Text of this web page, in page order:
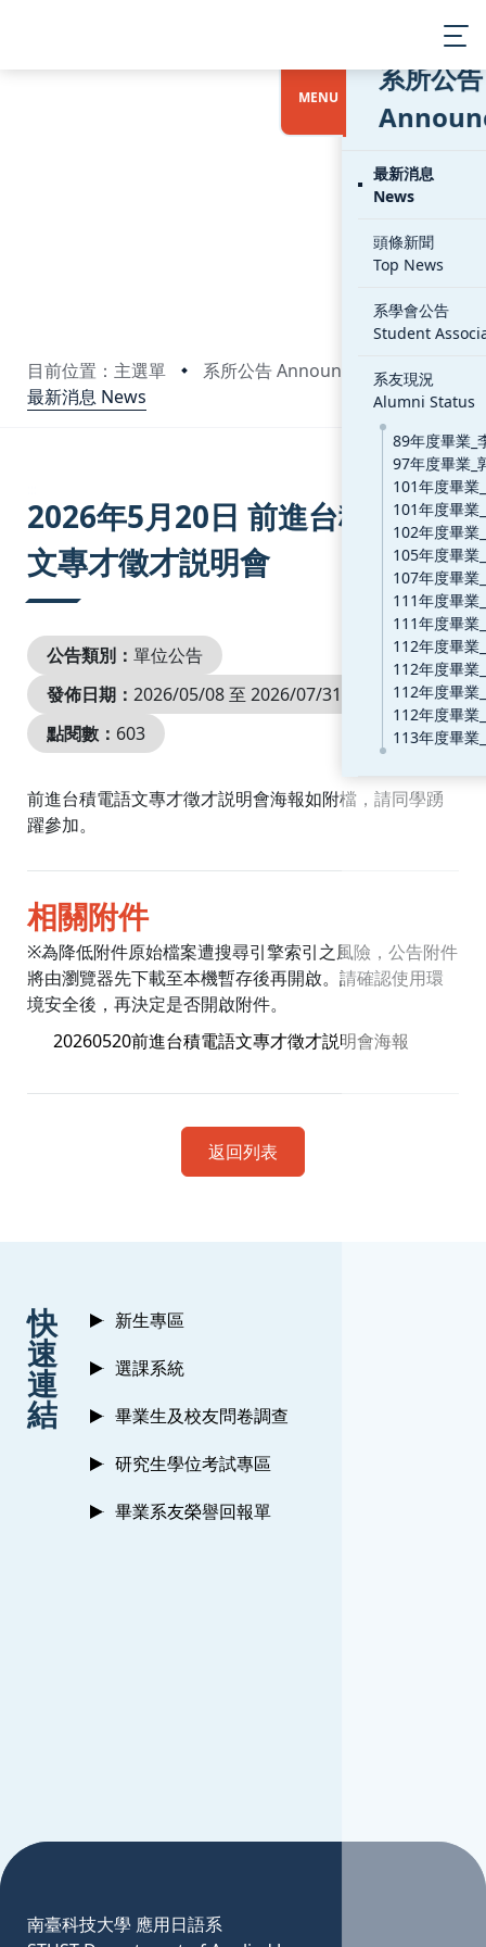
目前位置：主選單
系所公告 Announcements
最新消息 News
2026年5月20日 前進台積電語
文專才徵才説明會
公告類別： 單位公告
發佈日期： 2026/05/08 至 2026/07/31
點閱數： 603
前進台積電語文專才徵才説明會海報如附檔，請同學踴
躍參加。
相關附件
※為降低附件原始檔案遭搜尋引擎索引之風險，公告附件
將由瀏覽器先下載至本機暫存後再開啟。請確認使用環
境安全後，再決定是否開啟附件。
20260520前進台積電語文專才徵才説明會海報
返回列表
快
速
連
結
新生專區
選課系統
畢業生及校友問卷調查
研究生學位考試專區
畢業系友榮譽回報單
南臺科技大學 應用日語系